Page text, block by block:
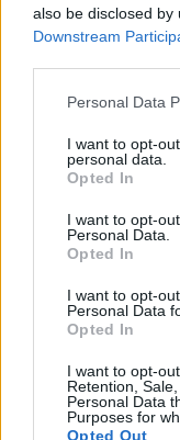
also be disclosed
Downstream
Please note that
not limited to your
grant or deny
use your data for
consent section.
Personal Data
I want to opt-
personal data.
Opted In
I want to opt-
Personal Data.
Opted In
I want to opt-
Personal Data
Opted In
I want to opt-
Retention,
Personal Data
Purposes for
Opted Out
Szűz (08. 24-09.
szó,
tartanak be,
szakmai
Mérleg (09. 24-
rábízhatod a
igyekezz